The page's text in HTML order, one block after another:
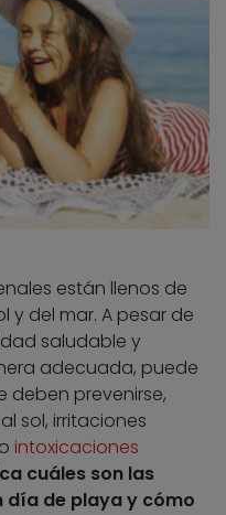
están llenos de
y del mar. A pesar de
saludable y
adecuada, puede
deben prevenirse,
sol, irritaciones
intoxicaciones
cuáles son las
día de playa y cómo